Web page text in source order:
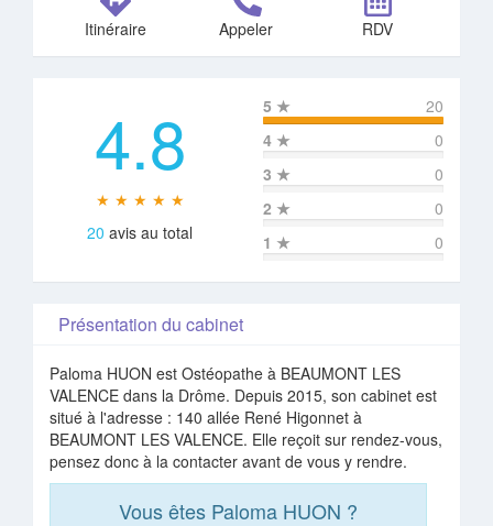
Itinéraire Appeler RDV
4.8
★ ★ ★ ★ ★
20 avis au total
5 ★
20
4 ★
0
3 ★
0
2 ★
0
1 ★ 0
Présentation du cabinet
Paloma HUON est Ostéopathe à BEAUMONT LES
VALENCE dans la Drôme. Depuis 2015, son cabinet est
situé à l'adresse : 140 allée René Higonnet à
BEAUMONT LES VALENCE. Elle reçoit sur rendez-vous,
pensez donc à la contacter avant de vous y rendre.
Vous êtes Paloma HUON ?